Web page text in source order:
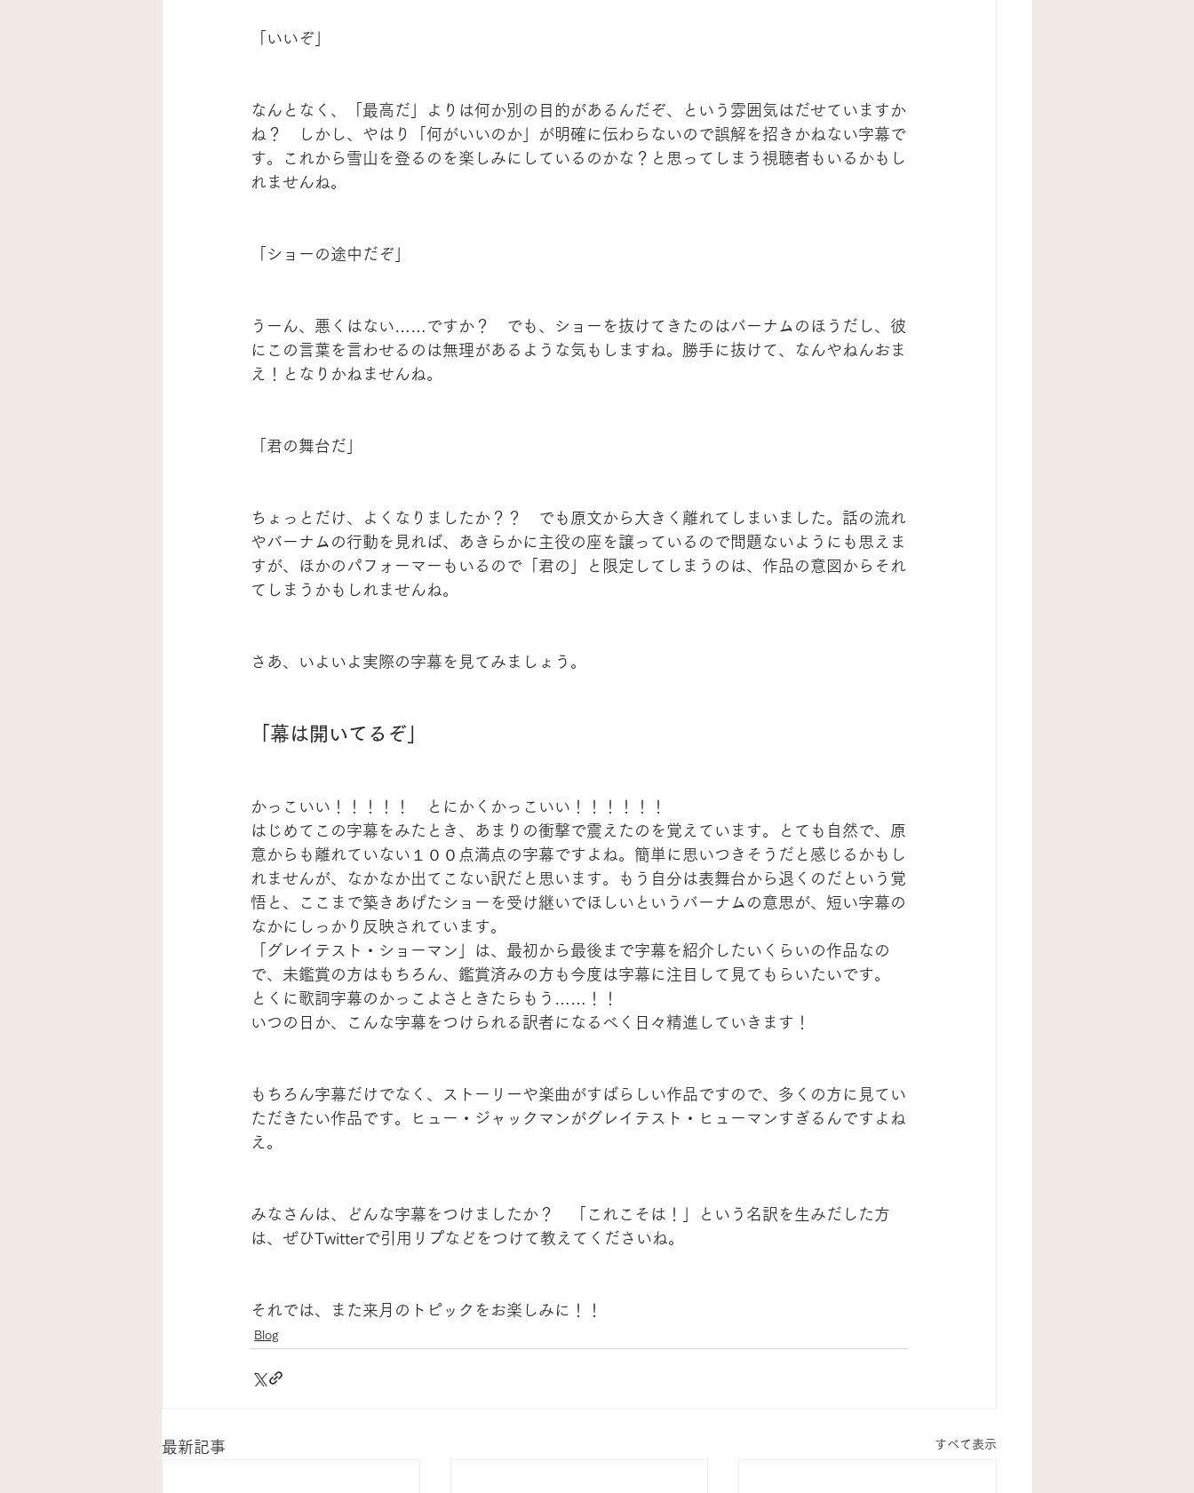
「いいぞ」
なんとなく、「最高だ」よりは何か別の目的があるんだぞ、という雰囲気はだせていますか
ね？　しかし、やはり「何がいいのか」が明確に伝わらないので誤解を招きかねない字幕で
す。これから雪山を登るのを楽しみにしているのかな？と思ってしまう視聴者もいるかもし
れませんね。
「ショーの途中だぞ」
うーん、悪くはない……ですか？　でも、ショーを抜けてきたのはバーナムのほうだし、彼
にこの言葉を言わせるのは無理があるような気もしますね。勝手に抜けて、なんやねんおま
え！となりかねませんね。
「君の舞台だ」
ちょっとだけ、よくなりましたか？？　でも原文から大きく離れてしまいました。話の流れ
やバーナムの行動を見れば、あきらかに主役の座を譲っているので問題ないようにも思えま
すが、ほかのパフォーマーもいるので「君の」と限定してしまうのは、作品の意図からそれ
てしまうかもしれませんね。
さあ、いよいよ実際の字幕を見てみましょう。
「幕は開いてるぞ」
かっこいい！！！！！　とにかくかっこいい！！！！！！
はじめてこの字幕をみたとき、あまりの衝撃で震えたのを覚えています。とても自然で、原
意からも離れていない１００点満点の字幕ですよね。簡単に思いつきそうだと感じるかもし
れませんが、なかなか出てこない訳だと思います。もう自分は表舞台から退くのだという覚
悟と、ここまで築きあげたショーを受け継いでほしいというバーナムの意思が、短い字幕の
なかにしっかり反映されています。
「グレイテスト・ショーマン」は、最初から最後まで字幕を紹介したいくらいの作品なの
で、未鑑賞の方はもちろん、鑑賞済みの方も今度は字幕に注目して見てもらいたいです。
とくに歌詞字幕のかっこよさときたらもう……！！
いつの日か、こんな字幕をつけられる訳者になるべく日々精進していきます！
もちろん字幕だけでなく、ストーリーや楽曲がすばらしい作品ですので、多くの方に見てい
ただきたい作品です。ヒュー・ジャックマンがグレイテスト・ヒューマンすぎるんですよね
え。
みなさんは、どんな字幕をつけましたか？　「これこそは！」という名訳を生みだした方
は、ぜひTwitterで引用リプなどをつけて教えてくださいね。
それでは、また来月のトピックをお楽しみに！！
Blog
最新記事 すべて表示